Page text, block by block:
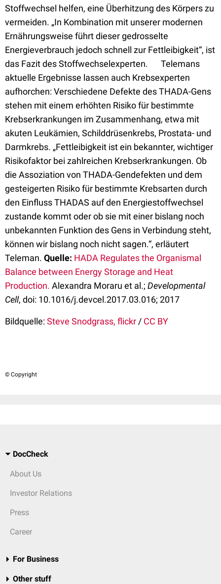
Stoffwechsel helfen, eine Überhitzung des Körpers zu
vermeiden. „In Kombination mit unserer modernen
Ernährungsweise führt dieser gedrosselte
Energieverbrauch jedoch schnell zur Fettleibigkeit“, ist
das Fazit des Stoffwechselexperten. Telemans
aktuelle Ergebnisse lassen auch Krebsexperten
aufhorchen: Verschiedene Defekte des THADA-Gens
stehen mit einem erhöhten Risiko für bestimmte
Krebserkrankungen im Zusammenhang, etwa mit
akuten Leukämien, Schilddrüsenkrebs, Prostata- und
Darmkrebs. „Fettleibigkeit ist ein bekannter, wichtiger
Risikofaktor bei zahlreichen Krebserkrankungen. Ob
die Assoziation von THADA-Gendefekten und dem
gesteigerten Risiko für bestimmte Krebsarten durch
den Einfluss THADAS auf den Energiestoffwechsel
zustande kommt oder ob sie mit einer bislang noch
unbekannten Funktion des Gens in Verbindung steht,
können wir bislang noch nicht sagen.“, erläutert
Teleman. Quelle: HADA Regulates the Organismal
Balance between Energy Storage and Heat
Production. Alexandra Moraru et al.; Developmental
Cell, doi: 10.1016/j.devcel.2017.03.016; 2017
Bildquelle:Steve Snodgrass, flickr / CC BY
© Copyright
DocCheck
About Us
Investor Relations
Press
Career
For Business
Other stuff